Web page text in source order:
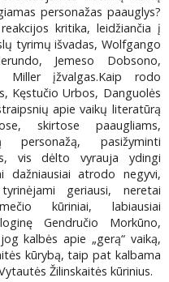
personažas paauglys?
kritika, leidžiančia į
tyrimų išvadas, Wolfgango
Jemeso Dobsono,
Miller įžvalgas.Kaip rodo
Kęstučio Urbos, Danguolės
apie vaikų literatūrą
skirtose paaugliams,
personažą, pasižyminti
vis dėlto vyrauja ydingi
dažniausiai atrodo negyvi,
geriausi, neretai
kūriniai, labiausiai
Gendručio Morkūno,
kalbės apie „gerą“ vaiką,
kūrybą, taip pat kalbama
Žilinskaitės kūrinius.